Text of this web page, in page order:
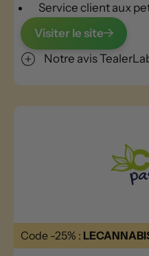
Service client aux
Visiter le site
Notre avis
Code -25% :